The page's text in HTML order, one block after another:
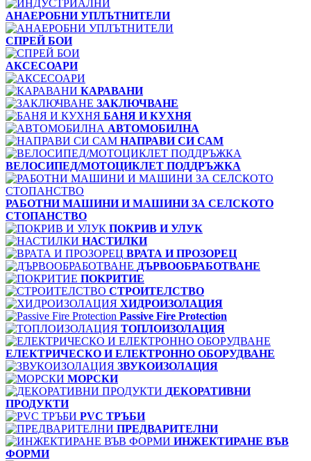
АНАЕРОБНИ УПЛЪТНИТЕЛИ
СПРЕЙ БОИ
АКСЕСОАРИ
КАРАВАНИ
ЗАКЛЮЧВАНЕ
БАНЯ И КУХНЯ
АВТОМОБИЛНА
НАПРАВИ СИ САМ
ВЕЛОСИПЕД/МОТОЦИКЛЕТ ПОДДРЪЖКА
РАБОТНИ МАШИНИ И МАШИНИ ЗА СЕЛСКОТО
СТОПАНСТВО
ПОКРИВ И УЛУК
НАСТИЛКИ
ВРАТА И ПРОЗОРЕЦ
ДЪРВООБРАБОТВАНЕ
ПОКРИТИЕ
СТРОИТЕЛСТВО
ХИДРОИЗОЛАЦИЯ
Passive Fire Protection
ТОПЛОИЗОЛАЦИЯ
ЕЛЕКТРИЧЕСКО И ЕЛЕКТРОННО ОБОРУДВАНЕ
ЗВУКОИЗОЛАЦИЯ
МОРСКИ
ДЕКОРАТИВНИ
ПРОДУКТИ
PVC ТРЪБИ
ПРЕДВАРИТЕЛНИ
ИНЖЕКТИРАНЕ ВЪВ
ФОРМИ